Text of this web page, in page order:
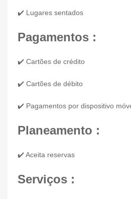
✔️ Lugares sentados
Pagamentos :
✔️ Cartões de crédito
✔️ Cartões de débito
✔️ Pagamentos por dispositivo
Planeamento :
✔️ Aceita reservas
Serviços :